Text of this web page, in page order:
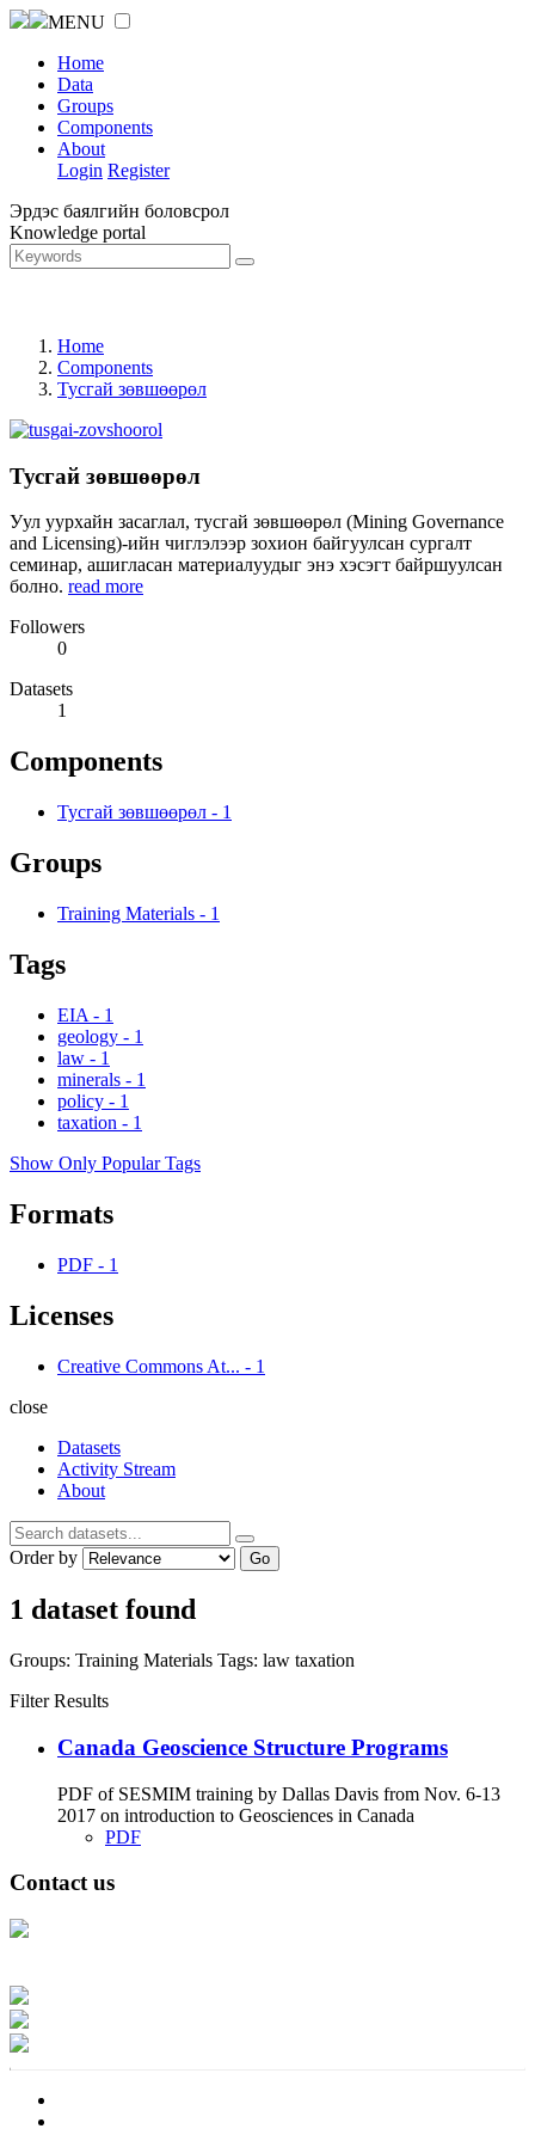
MENU
Home
Data
Groups
Components
About
Login Register
Эрдэс баялгийн боловсрол
Knowledge portal
Home
Components
Тусгай зөвшөөрөл
Тусгай зөвшөөрөл
Уул уурхайн засаглал, тусгай зөвшөөрөл (Mining Governance
and Licensing)-ийн чиглэлээр зохион байгуулсан сургалт
семинар, ашигласан материалуудыг энэ хэсэгт байршуулсан
болно. read more
Followers
0
Datasets
1
Components
Тусгай зөвшөөрөл - 1
Groups
Training Materials - 1
Tags
EIA - 1
geology - 1
law - 1
minerals - 1
policy - 1
taxation - 1
Show Only Popular Tags
Formats
PDF - 1
Licenses
Creative Commons At... - 1
close
Datasets
Activity Stream
About
Order by Go
1 dataset found
Groups: Training Materials Tags: law taxation
Filter Results
Canada Geoscience Structure Programs
PDF of SESMIM training by Dallas Davis from Nov. 6-13
2017 on introduction to Geosciences in Canada
PDF
Contact us